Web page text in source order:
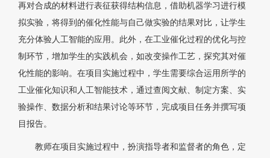
再对合成的材料进行表征获得结构信息，借助机器学习进行模
拟实验，将得到的催化性能与自己做实验的结果对比，让学生
充分体验人工智能的应用。此外，在工业催化过程的优化与控
制环节，增加学生的实践机会，如改变操作工艺，探究其对催
化性能的影响。在项目实施过程中，学生需要综合运用所学的
工业催化知识和人工智能技术，通过查阅文献、制定方案、实
验操作、数据分析和结果讨论等环节，完成项目任务并撰写项
目报告。
教师在项目实施过程中，扮演指导者和监督者的角色，定